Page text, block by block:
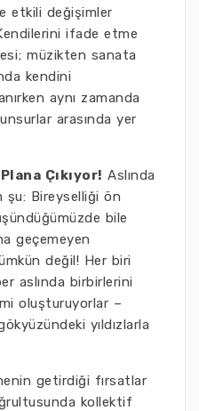
etkili değişimler
ifade etme
müzikten sanata
kendini
aynı zamanda
arasında yer
Çıkıyor! Aslında
şu: Bireyselliği ön
bile
geçemeyen
değil! Her biri
aslında birbirlerini
oluşturuyorlar –
yıldızlarla
getirdiği fırsatlar
kollektif